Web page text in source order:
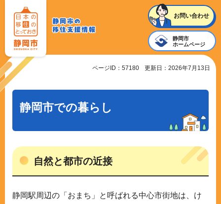
静岡
市の
移住
支援
情報
静岡市
お問い合わせ
静岡市
ホームページ
ページID：57180 更新日：2026年7月13日
静岡市での暮らし
自然と都市の近接
静岡駅周辺の「おまち」と呼ばれる中心市街地は、け